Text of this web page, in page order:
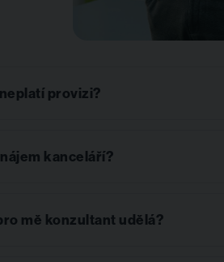
provizi?
kanceláří?
mě konzultant udělá?